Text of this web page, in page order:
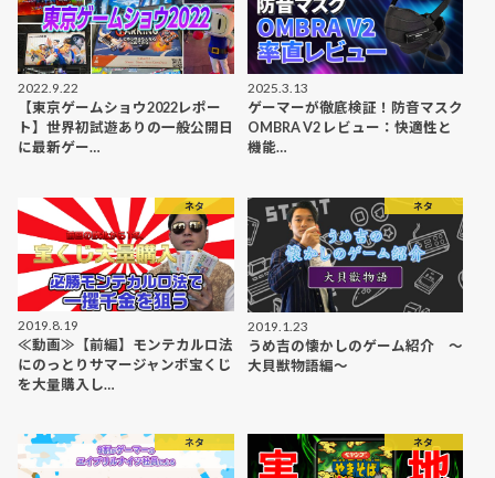
2022.9.22
【東京ゲームショウ2022レポー
ト】世界初試遊ありの一般公開日
に最新ゲー…
2025.3.13
ゲーマーが徹底検証！防音マスク
OMBRA V2 レビュー：快適性と
機能…
ネタ
2019.8.19
≪動画≫【前編】モンテカルロ法
にのっとりサマージャンボ宝くじ
を大量購入し…
ネタ
2019.1.23
うめ吉の懐かしのゲーム紹介 〜
大貝獣物語編〜
ネタ ネタ